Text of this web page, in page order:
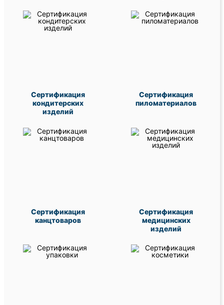
Сертификация
кондитерских
изделий
Сертификация
пиломатериалов
Сертификация
канцтоваров
Сертификация
медицинских
изделий